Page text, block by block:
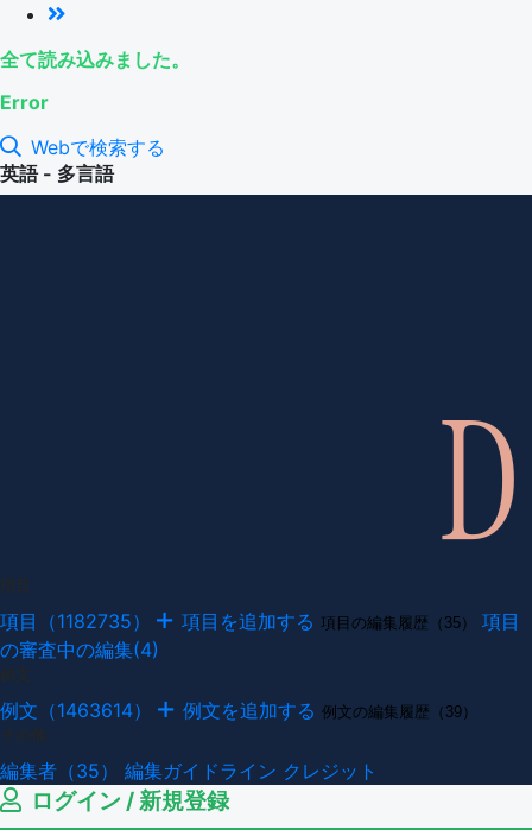
全て読み込みました。
Error
Webで検索する
英語 - 多言語
項目（1182735） 項目を追加する 項目の編集履歴（35）
項目
の審査中の編集(4)
例文（1463614） 例文を追加する 例文の編集履歴（39）
編集者（35） 編集ガイドライン クレジット
ログイン / 新規登録